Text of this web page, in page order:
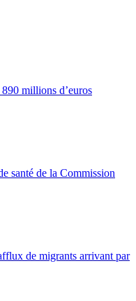
millions d’euros
santé de la Commission
de migrants arrivant par